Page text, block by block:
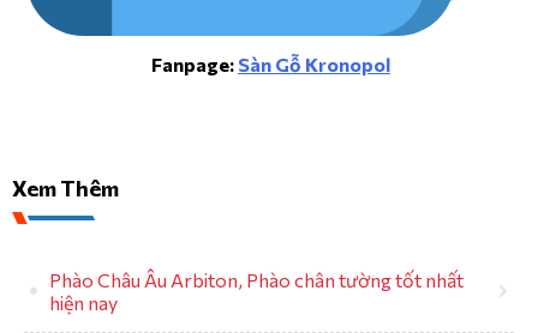
Fanpage: Sàn Gỗ Kronopol
Xem Thêm
Phào Châu Âu Arbiton, Phào chân tường tốt nhất
hiện nay